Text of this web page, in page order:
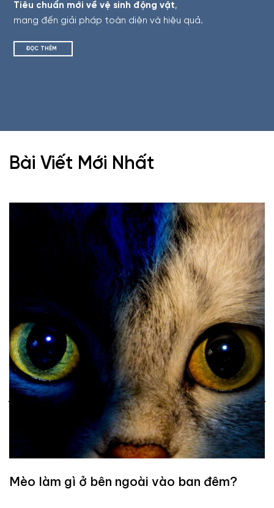
Tiêu chuẩn mới về vệ sinh động vật,
mang đến giải pháp toàn diện và hiệu quả.
ĐỌC THÊM
Bài Viết Mới Nhất
Mèo làm gì ở bên ngoài vào ban đêm?